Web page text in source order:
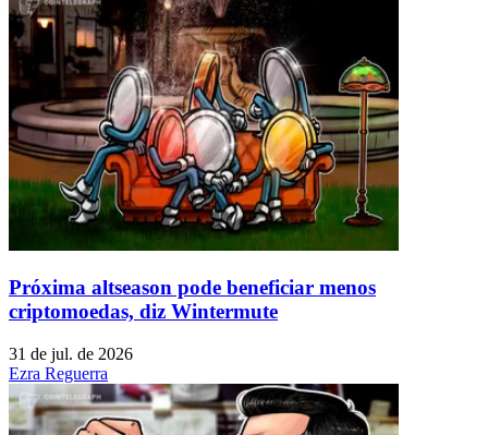
Próxima altseason pode beneficiar menos
criptomoedas, diz Wintermute
31 de jul. de 2026
Ezra Reguerra